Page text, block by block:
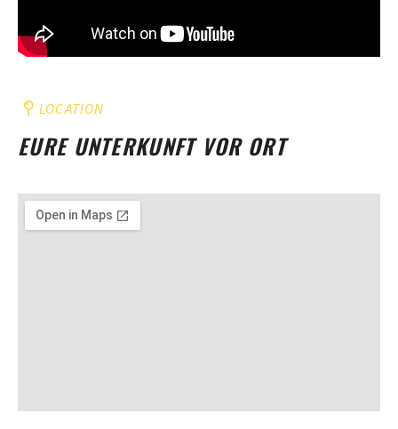
LOCATION
EURE UNTERKUNFT VOR ORT